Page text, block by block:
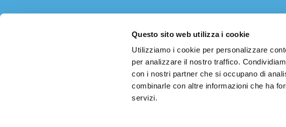
Questo sito web utilizza i cookie
Utilizziamo i cookie per personalizzare
per analizzare il nostro traffico.
con i nostri partner che si occupano di
combinarle con altre informazioni che ha
servizi.
Arco Spedizioni S.p.A
Sede Legale e